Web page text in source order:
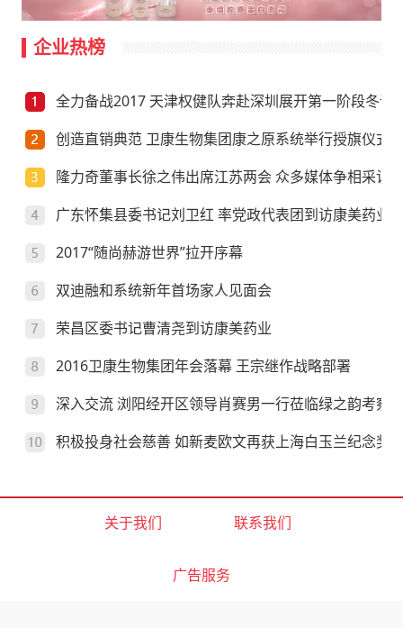
企业热榜
全力备战2017 天津权健队奔赴深圳展开第一阶段冬训
创造直销典范 卫康生物集团康之原系统举行授旗仪式
隆力奇董事长徐之伟出席江苏两会 众多媒体争相采访
广东怀集县委书记刘卫红 率党政代表团到访康美药业
2017“随尚赫游世界”拉开序幕
双迪融和系统新年首场家人见面会
荣昌区委书记曹清尧到访康美药业
2016卫康生物集团年会落幕 王宗继作战略部署
深入交流 浏阳经开区领导肖赛男一行莅临绿之韵考察
积极投身社会慈善 如新麦欧文再获上海白玉兰纪念奖
关于我们 联系我们
广告服务